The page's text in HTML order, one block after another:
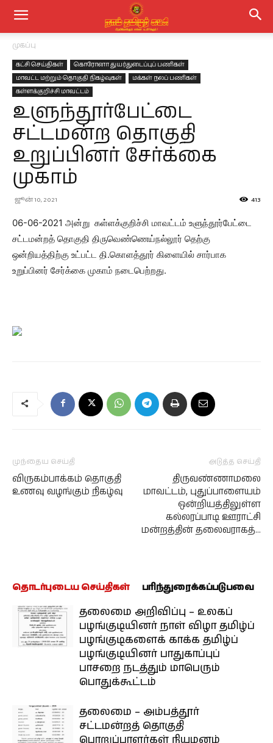
முகப்பு
கட்சி செய்திகள்
கொரோனா துயர்துடைப்புப் பணிகள்
மாவட்ட மற்றும் தொகுதி நிகழ்வுகள்
மக்கள் நலப் பணிகள்
கள்ளக்குறிச்சி மாவட்டம்
உளுந்தூர்பேட்டை
சட்டமன்ற தொகுதி
உறுப்பினர் சேர்க்கை
முகாம்
ஜூன் 10, 2021 413
06-06-2021 அன்று கள்ளக்குறிச்சி மாவட்டம் உளுந்தூர்பேட்டை
சட்டமன்றத் தொகுதி திருவெண்ணெய்நல்லூர் தெற்கு
ஒன்றியத்திற்கு உட்பட்ட தி.கொளத்தூர் கிளையில் சார்பாக
உறுப்பினர் சேர்க்கை முகாம் நடைபெற்றது.
முந்தைய செய்தி
விருகம்பாக்கம் தொகுதி
உணவு வழங்கும் நிகழ்வு
அடுத்த செய்தி
திருவண்ணாமலை
மாவட்டம், புதுப்பாளையம்
ஒன்றியத்திலுள்ள
கல்லரப்பாடி ஊராட்சி
மன்றத்தின் தலைவராகத்…
தொடர்புடைய செய்திகள் பரிந்துரைக்கப்படுபவை
தலைமை அறிவிப்பு – உலகப்
பழங்குடியினர் நாள் விழா தமிழ்ப்
பழங்குடிகளைக் காக்க தமிழ்ப்
பழங்குடியினர் பாதுகாப்புப்
பாசறை நடத்தும் மாபெரும்
பொதுக்கூட்டம்
தலைமை – அம்பத்தூர்
சட்டமன்றத் தொகுதி
பொறுப்பாளர்கள் நியமனம்